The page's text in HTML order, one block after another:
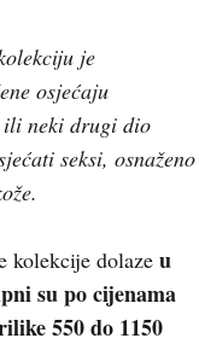
je
osjećaju
ili neki drugi dio
seksi, osnaženo
kolekcije dolaze u
su po cijenama
550 do 1150